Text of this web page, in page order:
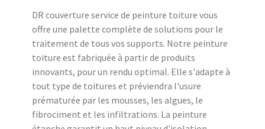
DR couverture service de peinture toiture vous
offre une palette complète de solutions pour le
traitement de tous vos supports. Notre peinture
toiture est fabriquée à partir de produits
innovants, pour un rendu optimal. Elle s'adapte à
tout type de toitures et préviendra l'usure
prématurée par les mousses, les algues, le
fibrociment et les infiltrations. La peinture